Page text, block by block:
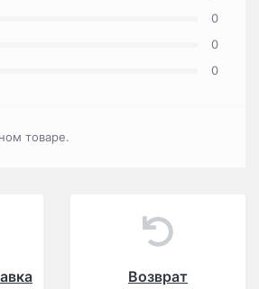
0
0
0
товаре.
Возврат